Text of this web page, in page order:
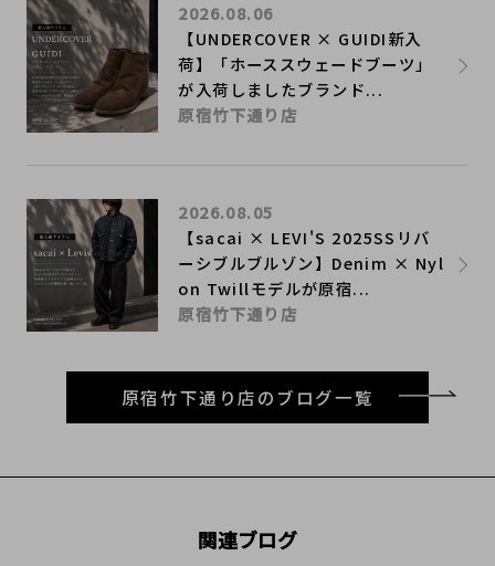
【UNDERCOVER × GUIDI新入
荷】「ホーススウェードブーツ」
が入荷しましたブランド...
2026.08.06
原宿竹下通り店
【sacai × LEVI'S 2025SSリバ
ーシブルブルゾン】Denim × Nyl
on Twillモデルが原宿...
2026.08.05
原宿竹下通り店
原宿竹下通り店のブログ一覧
関連ブログ